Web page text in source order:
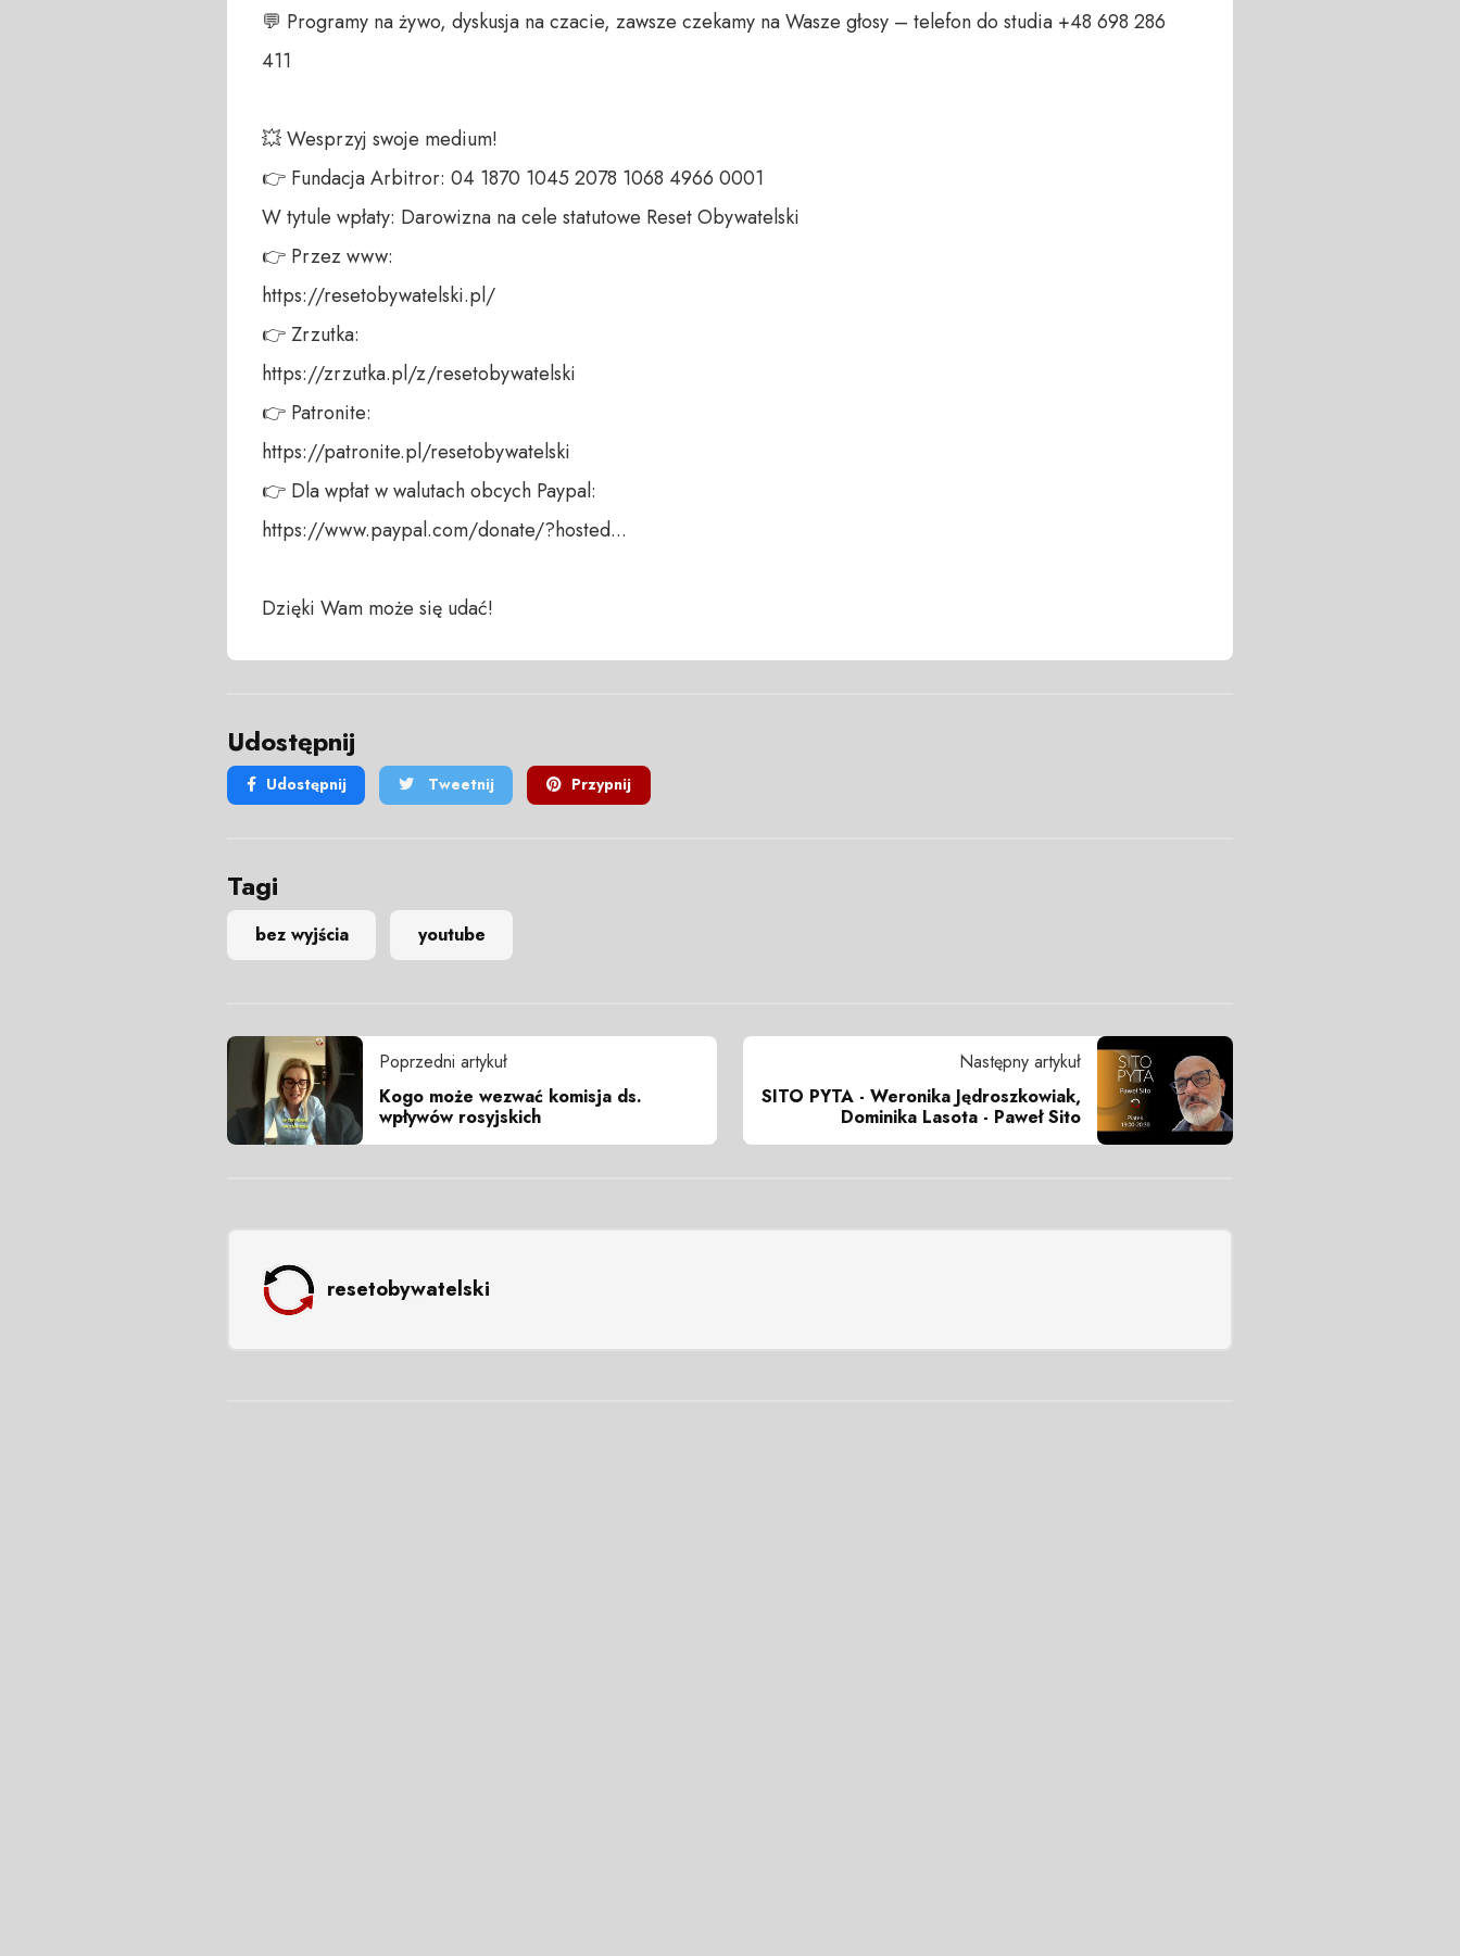
💬 Programy na żywo, dyskusja na czacie, zawsze czekamy na Wasze głosy – telefon do studia +48 698 286
411
💥 Wesprzyj swoje medium!
👉 Fundacja Arbitror: 04 1870 1045 2078 1068 4966 0001
W tytule wpłaty: Darowizna na cele statutowe Reset Obywatelski
👉 Przez www:
https://resetobywatelski.pl/
👉 Zrzutka:
https://zrzutka.pl/z/resetobywatelski
👉 Patronite:
https://patronite.pl/resetobywatelski
👉 Dla wpłat w walutach obcych Paypal:
https://www.paypal.com/donate/?hosted...
Dzięki Wam może się udać!
Udostępnij
Udostępnij Tweetnij Przypnij
Tagi
bez wyjścia youtube
Poprzedni artykuł
Kogo może wezwać komisja ds.
wpływów rosyjskich
Następny artykuł
SITO PYTA - Weronika Jędroszkowiak,
Dominika Lasota - Paweł Sito
resetobywatelski